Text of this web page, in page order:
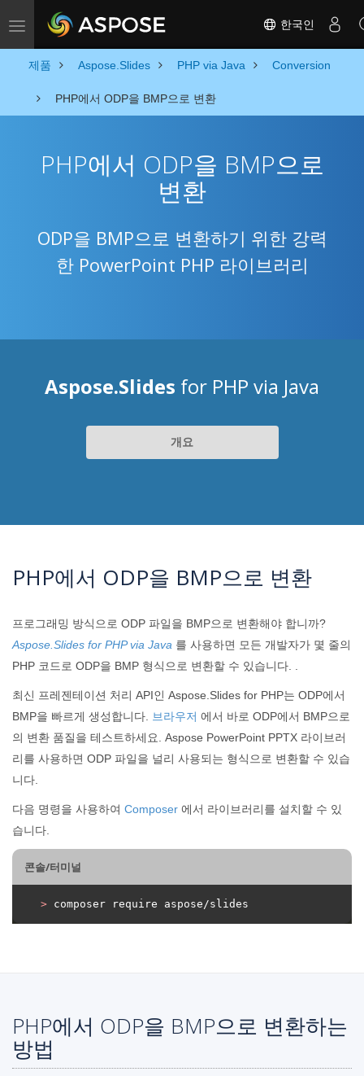
Toggle navigation 한국인
제품 Aspose.Slides PHP via Java Conversion
PHP에서 ODP을 BMP으로 변환
PHP에서 ODP을 BMP으로
변환
ODP을 BMP으로 변환하기 위한 강력
한 PowerPoint PHP 라이브러리
Aspose.Slides for PHP via Java
개요
PHP에서 ODP을 BMP으로 변환
프로그래밍 방식으로 ODP 파일을 BMP으로 변환해야 합니까?
Aspose.Slides for PHP via Java 를 사용하면 모든 개발자가 몇 줄의
PHP 코드로 ODP을 BMP 형식으로 변환할 수 있습니다. .
최신 프레젠테이션 처리 API인 Aspose.Slides for PHP는 ODP에서
BMP을 빠르게 생성합니다.
브라우저 에서 바로 ODP에서 BMP으로
의 변환 품질을 테스트하세요. Aspose PowerPoint PPTX 라이브러
리를 사용하면 ODP 파일을 널리 사용되는 형식으로 변환할 수 있습
니다.
다음 명령을 사용하여 Composer 에서 라이브러리를 설치할 수 있
습니다.
콘솔/터미널
> composer require aspose/slides
PHP에서 ODP을 BMP으로 변환하는
방법